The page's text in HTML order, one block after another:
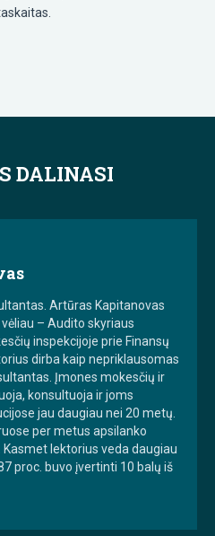
DALINASI
Artūras Kapitanovas
– Audito skyriaus
inspekcijoje prie Finansų
dirba kaip nepriklausomas
Įmones mokesčių ir
konsultuoja ir joms
jau daugiau nei 20 metų.
per metus apsilanko
lektorius veda daugiau
proc. buvo įvertinti 10 balų iš